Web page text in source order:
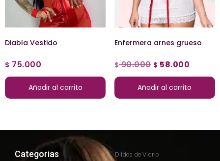
Diabla Vestido
$ 75.000
Añadir al carrito
Enfermera arnes grueso
$90.000 $ 58.000
Añadir al carrito
Categorias
Dildos de Vidrio